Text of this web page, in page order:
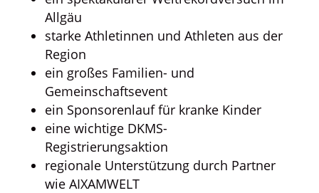
Allgäu
starke Athletinnen und Athleten aus der
Region
ein großes Familien- und
Gemeinschaftsevent
ein Sponsorenlauf für kranke Kinder
eine wichtige DKMS-
Registrierungsaktion
regionale Unterstützung durch Partner
wie AIXAMWELT